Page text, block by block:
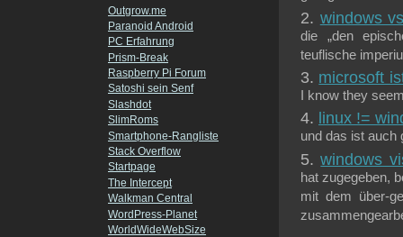
Outgrow.me
Paranoid Android
PC Erfahrung
Prism-Break
Raspberry Pi Forum
Satoshi sein Senf
Slashdot
SlimRoms
Smartphone-Rangliste
Stack Overflow
Startpage
The Intercept
Walkman Central
WordPress-Planet
WorldWideWebSize
windows
die „den
teuflische
microsoft
I know they
linux !=
und das ist auch
windows
hat zugegeben,
mit dem über-